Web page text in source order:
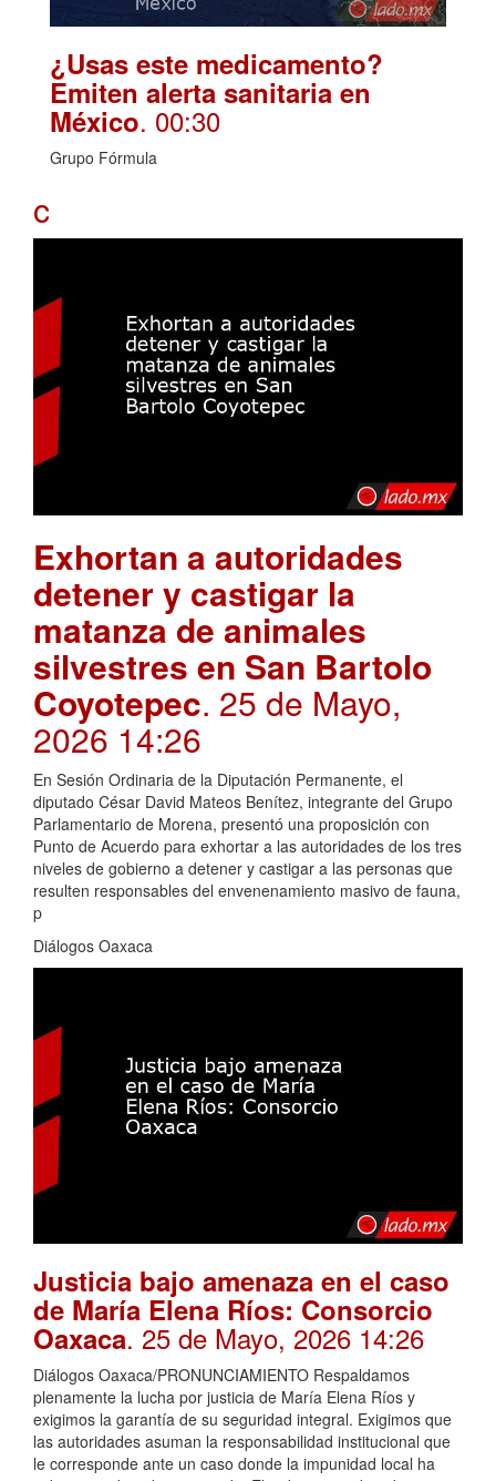
¿Usas este medicamento?
Emiten alerta sanitaria en
México. 00:30
Grupo Fórmula
c
Exhortan a autoridades
detener y castigar la
matanza de animales
silvestres en San Bartolo
Coyotepec. 25 de Mayo,
2026 14:26
En Sesión Ordinaria de la Diputación Permanente, el
diputado César David Mateos Benítez, integrante del Grupo
Parlamentario de Morena, presentó una proposición con
Punto de Acuerdo para exhortar a las autoridades de los tres
niveles de gobierno a detener y castigar a las personas que
resulten responsables del envenenamiento masivo de fauna,
p
Diálogos Oaxaca
Justicia bajo amenaza en el caso
de María Elena Ríos: Consorcio
Oaxaca. 25 de Mayo, 2026 14:26
Diálogos Oaxaca/PRONUNCIAMIENTO Respaldamos
plenamente la lucha por justicia de María Elena Ríos y
exigimos la garantía de su seguridad integral. Exigimos que
las autoridades asuman la responsabilidad institucional que
le corresponde ante un caso donde la impunidad local ha